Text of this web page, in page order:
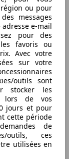
ou pour
messages
e-mail
pour des
favoris ou
Avec votre
sur votre
outils sont
stocker les
lors de vos
jours et pour
cette période
de
outils, ces
utilisées en